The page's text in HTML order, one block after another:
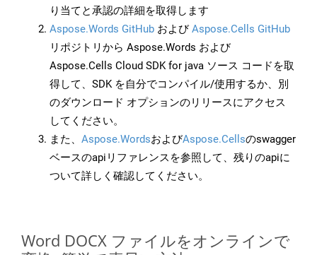
り当てと承認の詳細を取得します
Aspose.Words GitHub およびAspose.Cells GitHub
リポジトリから Aspose.Words および
Aspose.Cells Cloud SDK for java ソース コードを取
得して、SDK を自分でコンパイル/使用するか、別
のダウンロード オプションのリリースにアクセス
してください。
また、 Aspose.WordsおよびAspose.Cellsのswagger
ベースのapiリファレンスを参照して、残りのapiに
ついて詳しく確認してください。
Word DOCX ファイルをオンラインで